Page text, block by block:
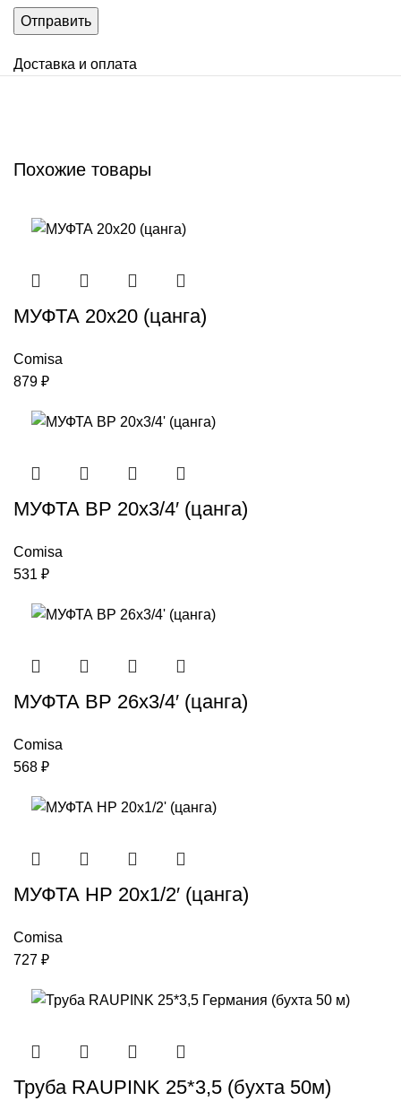
Доставка и оплата
Похожие товары
МУФТА 20х20 (цанга)
Comisa
879 ₽
МУФТА ВР 20х3/4′ (цанга)
Comisa
531 ₽
МУФТА ВР 26х3/4′ (цанга)
Comisa
568 ₽
МУФТА НР 20х1/2′ (цанга)
Comisa
727 ₽
Труба RAUPINK 25*3,5 (бухта 50м)